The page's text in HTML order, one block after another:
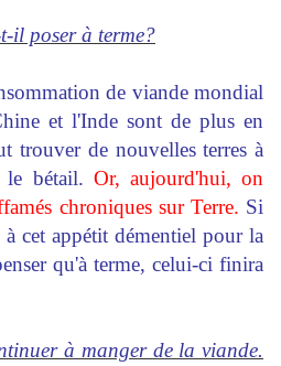
il poser à terme?
de viande mondial
et l'Inde sont de plus en
trouver de nouvelles terres à
bétail. Or, aujourd'hui, on
chroniques sur Terre. Si
cet appétit démentiel pour la
qu'à terme, celui-ci finira
à manger de la viande.